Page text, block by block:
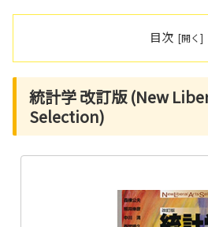
目次
統計学 改訂版 (New
Selection)